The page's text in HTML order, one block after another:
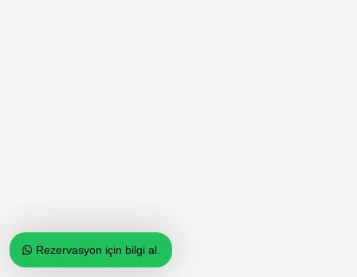
Rezervasyon için bilgi al.